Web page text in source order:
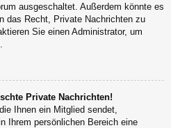
ausgeschaltet. Außerdem könnte es
das Recht, Private Nachrichten zu
Sie einen Administrator, um
Private Nachrichten!
Ihnen ein Mitglied sendet,
Ihrem persönlichen Bereich eine